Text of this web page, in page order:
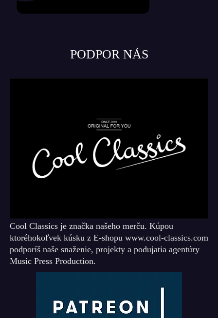
PODPOR NÁS
Cool Classics je značka našeho merču. Kúpou
ktoréhokoľvek kúsku z E-shopu www.cool-classics.com
podporíš naše snaženie, projekty a podujatia agentúry
Music Press Production.